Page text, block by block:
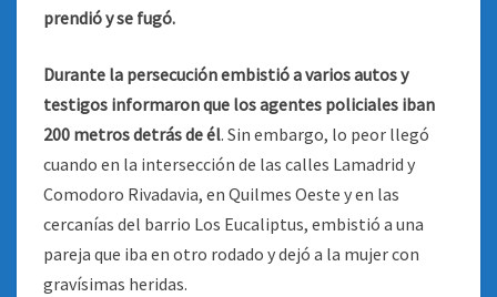
prendió y se fugó.
Durante la persecución embistió a varios autos y
testigos informaron que los agentes policiales iban
200 metros detrás de él. Sin embargo, lo peor llegó
cuando en la intersección de las calles Lamadrid y
Comodoro Rivadavia, en Quilmes Oeste y en las
cercanías del barrio Los Eucaliptus, embistió a una
pareja que iba en otro rodado y dejó a la mujer con
gravísimas heridas.